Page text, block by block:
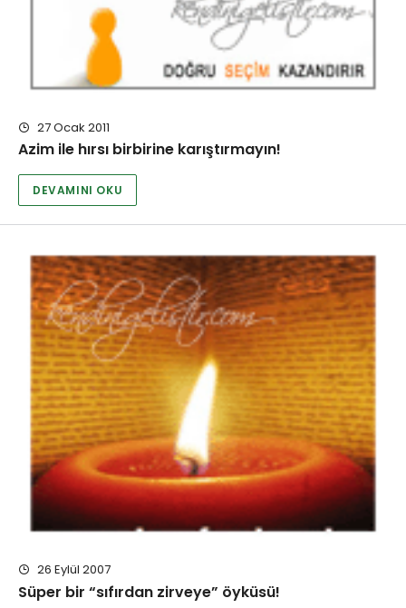
27 Ocak 2011
Azim ile hırsı birbirine karıştırmayın!
DEVAMINI OKU
26 Eylül 2007
Süper bir “sıfırdan zirveye” öyküsü!